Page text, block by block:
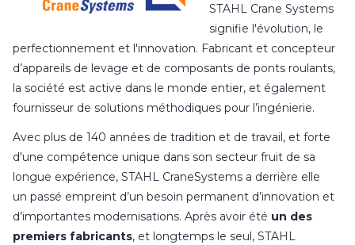
STAHL Crane Systems
signifie l'évolution, le
perfectionnement et l'innovation. Fabricant et concepteur
d’appareils de levage et de composants de ponts roulants,
la société est active dans le monde entier, et également
fournisseur de solutions méthodiques pour l’ingénierie.
Avec plus de 140 années de tradition et de travail, et forte
d'une compétence unique dans son secteur fruit de sa
longue expérience, STAHL CraneSystems a derrière elle
un passé empreint d’un besoin permanent d’innovation et
d’importantes modernisations. Après avoir été un des
premiers fabricants, et longtemps le seul, STAHL